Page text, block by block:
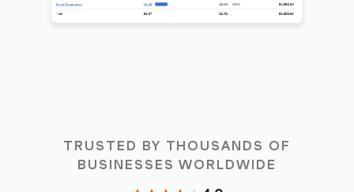
TRUSTED BY THOUSANDS OF
BUSINESSES WORLDWIDE